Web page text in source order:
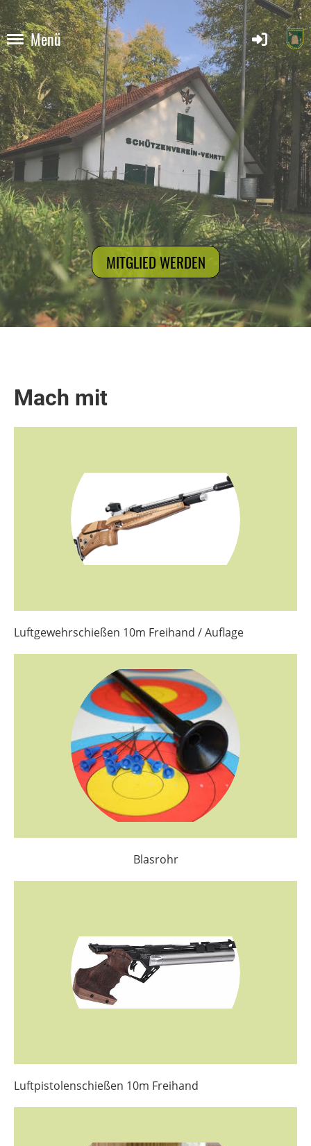
Menü
MITGLIED WERDEN
Mach mit
Luftgewehrschießen 10m Freihand / Auflage
Blasrohr
Luftpistolenschießen 10m Freihand